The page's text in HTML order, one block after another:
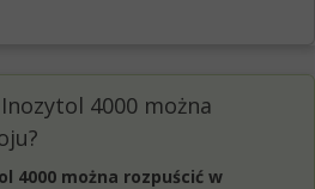
4000 można
4000 można rozpuścić w